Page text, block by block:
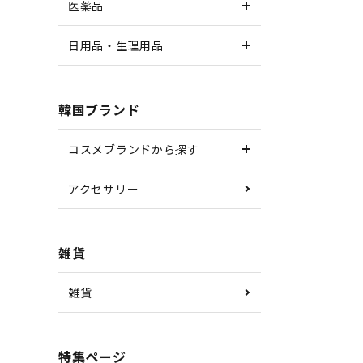
医薬品
日用品・生理用品
韓国ブランド
コスメブランドから探す
アクセサリー
雑貨
雑貨
特集ページ